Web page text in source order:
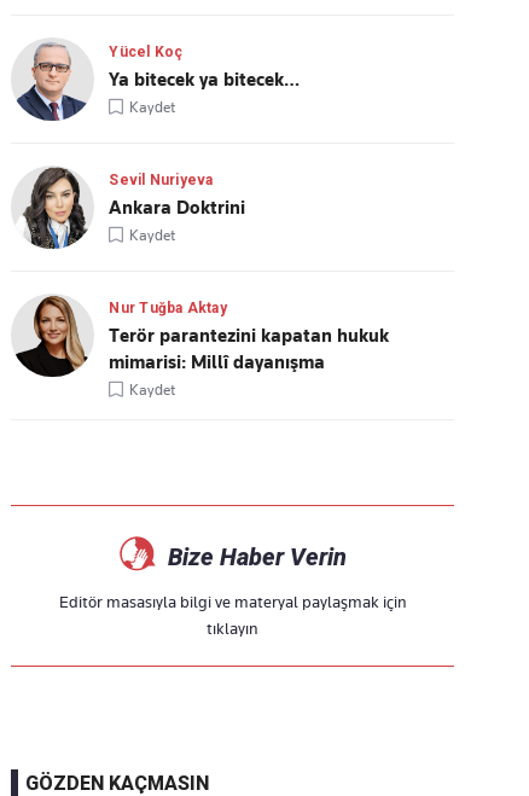
Yücel Koç
Ya bitecek ya bitecek…
Kaydet
Sevil Nuriyeva
Ankara Doktrini
Kaydet
Nur Tuğba Aktay
Terör parantezini kapatan hukuk
mimarisi: Millî dayanışma
Kaydet
Bize Haber Verin
Editör masasıyla bilgi ve materyal paylaşmak için
tıklayın
GÖZDEN KAÇMASIN